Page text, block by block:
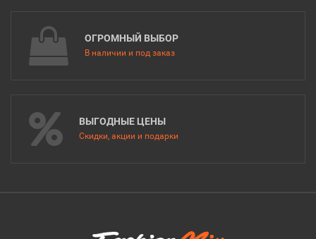
ОГРОМНЫЙ ВЫБОР
В наличии и под заказ
ВЫГОДНЫЕ ЦЕНЫ
Скидки, акции и подарки